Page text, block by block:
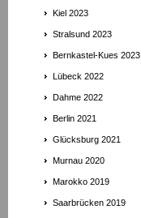
Kiel 2023
Stralsund 2023
Bernkastel-Kues 2023
Lübeck 2022
Dahme 2022
Berlin 2021
Glücksburg 2021
Murnau 2020
Marokko 2019
Saarbrücken 2019